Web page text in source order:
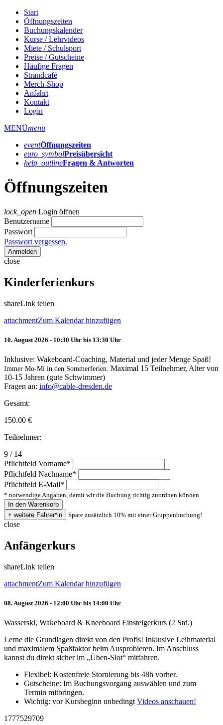
Start
Öffnungszeiten
Buchungskalender
Kurse / Lehrvideos
Miete / Schulsport
Preise / Gutscheine
Häufige Fragen
Strandcafé
Merch-Shop
Anfahrt
Kontakt
Login
MENÜmenu
eventÖffnungs­zeiten
euro_symbolPreis­übersicht
help_outlineFragen & Antworten
Öffnungszeiten
lock_open Login öffnen
Benutzername
Passwort
Passwort vergessen.
Anmelden
close
Kinderferienkurs
shareLink teilen
attachmentZum Kalendar hinzufügen
10. August 2026 - 10:30 Uhr bis 13:30 Uhr
Inklusive: Wakeboard-Coaching, Material und jeder Menge Spaß!
Immer Mo-Mi in den Sommerferien. Maximal 15 Teilnehmer, Alter von
10-15 Jahren (gute Schwimmer)
Fragen an: info@cable-dresden.de
Gesamt:
150.00 €
Teilnehmer:
9 / 14
Pflichtfeld Vorname*
Pflichtfeld Nachname*
Pflichtfeld E-Mail*
* notwendige Angaben, damit wir die Buchung richtig zuordnen können
Spare zusätzlich 10% mit einer Gruppenbuchung!
close
Anfängerkurs
shareLink teilen
attachmentZum Kalendar hinzufügen
08. August 2026 - 12:00 Uhr bis 14:00 Uhr
Wasserski, Wakeboard & Kneeboard Einsteigerkurs (2 Std.)
Lerne die Grundlagen direkt von den Profis! Inklusive Leihmaterial
und maximalem Spaßfaktor beim Ausprobieren. Im Anschluss
kannst du direkt sicher im „Üben-Slot“ mitfahren.
Flexibel: Kostenfreie Stornierung bis 48h vorher.
Gutscheine: Im Buchungsvorgang auswählen und zum
Termin mitbringen.
Wichtig: vor Kursbeginn unbedingt Videos anschauen!
1777529709